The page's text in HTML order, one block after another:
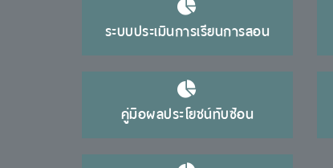
ระบบประเมินการเรียนการสอน
คู่มือผลประโยชน์ทับซ้อน